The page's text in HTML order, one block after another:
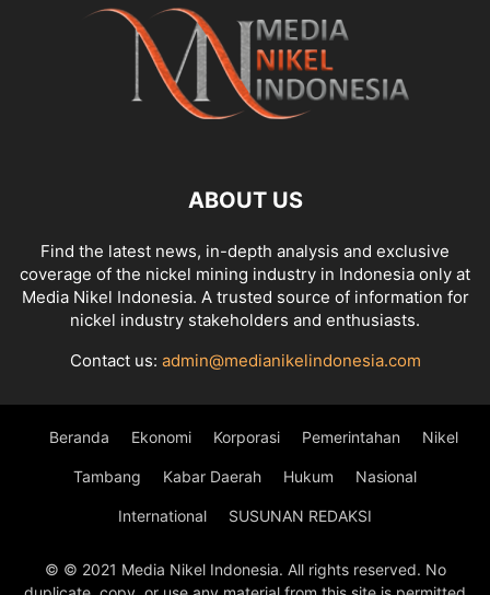
ABOUT US
Find the latest news, in-depth analysis and exclusive
coverage of the nickel mining industry in Indonesia only at
Media Nikel Indonesia. A trusted source of information for
nickel industry stakeholders and enthusiasts.
Contact us: admin@medianikelindonesia.com
Beranda Ekonomi Korporasi Pemerintahan Nikel
Tambang Kabar Daerah Hukum Nasional
International SUSUNAN REDAKSI
© © 2021 Media Nikel Indonesia. All rights reserved. No